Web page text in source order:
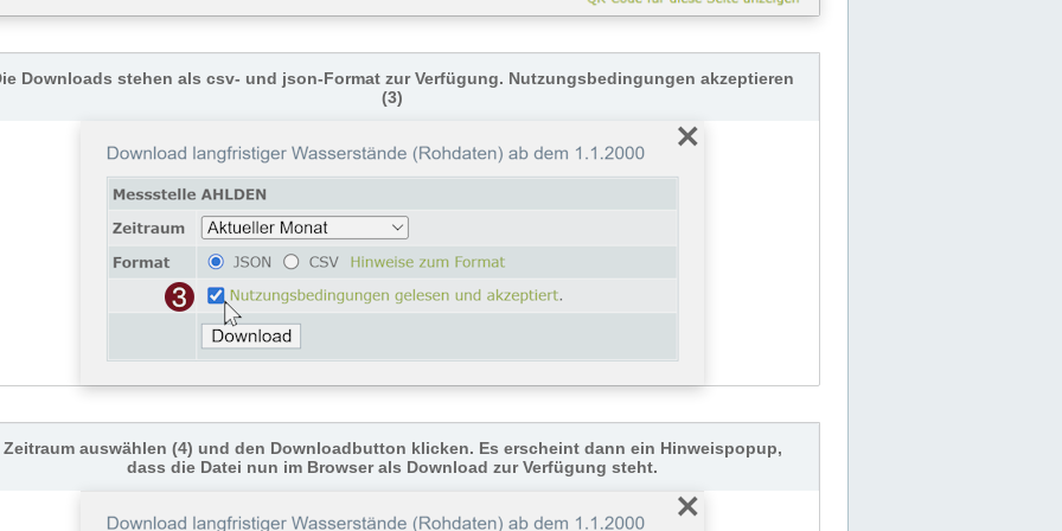
Downloads stehen als csv- und json-Format zur Verfügung. Nutzungsbedingungen akzeptieren
(3)
Zeitraum auswählen (4) und den Downloadbutton klicken. Es erscheint dann ein Hinweispopup,
dass die Datei nun im Browser als Download zur Verfügung steht.